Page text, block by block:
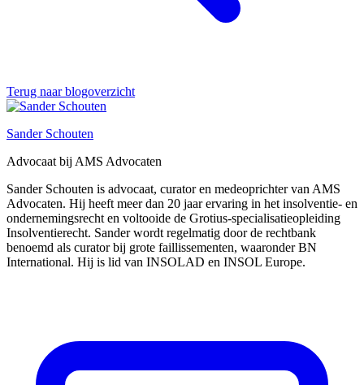
Terug naar blogoverzicht
Sander Schouten
Advocaat bij AMS Advocaten
Sander Schouten is advocaat, curator en medeoprichter van AMS
Advocaten. Hij heeft meer dan 20 jaar ervaring in het insolventie- en
ondernemingsrecht en voltooide de Grotius-specialisatieopleiding
Insolventierecht. Sander wordt regelmatig door de rechtbank
benoemd als curator bij grote faillissementen, waaronder BN
International. Hij is lid van INSOLAD en INSOL Europe.